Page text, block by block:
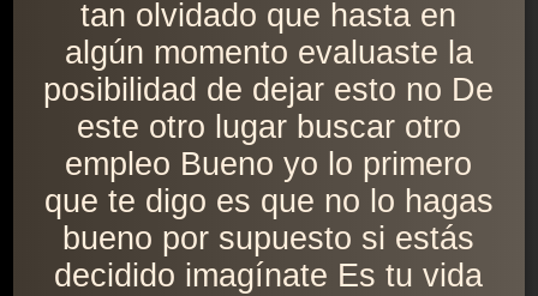
tan olvidado que hasta en
algún momento evaluaste la
posibilidad de dejar esto no De
este otro lugar buscar otro
empleo Bueno yo lo primero
que te digo es que no lo hagas
bueno por supuesto si estás
decidido imagínate Es tu vida